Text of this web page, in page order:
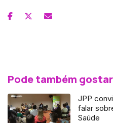
Pode também gostar
JPP
falar
Saúde